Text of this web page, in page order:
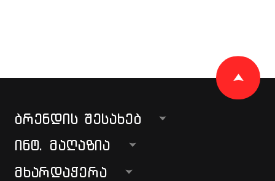
ᲑᲠᲔᲜᲓᲘᲡ ᲨᲔᲡᲐᲮᲔᲑ
ᲘᲜᲢ. ᲛᲐᲦᲐᲖᲘᲐ
ᲛᲮᲐᲠᲓᲐᲭᲔᲠᲐ